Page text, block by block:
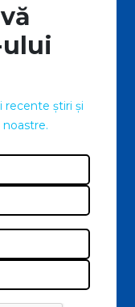
recente știri și